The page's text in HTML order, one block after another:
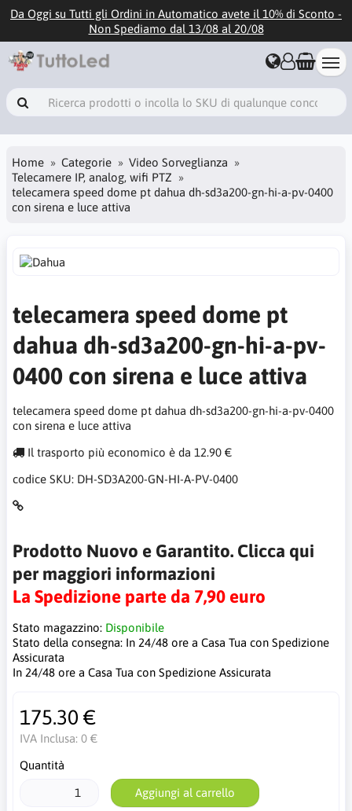
Da Oggi su Tutti gli Ordini in Automatico avete il 10% di Sconto -
Non Spediamo dal 13/08 al 20/08
Home Categorie
Video Sorveglianza
Telecamere IP, analog, wifi PTZ
telecamera speed dome pt dahua dh-sd3a200-gn-hi-a-pv-0400
con sirena e luce attiva
telecamera speed dome pt
dahua dh-sd3a200-gn-hi-a-pv-
0400 con sirena e luce attiva
telecamera speed dome pt dahua dh-sd3a200-gn-hi-a-pv-0400
con sirena e luce attiva
Il trasporto più economico è da 12.90 €
codice SKU: DH-SD3A200-GN-HI-A-PV-0400
Prodotto Nuovo e Garantito. Clicca qui
per maggiori informazioni
La Spedizione parte da 7,90 euro
Stato magazzino: Disponibile
Stato della consegna: In 24/48 ore a Casa Tua con Spedizione
Assicurata
In 24/48 ore a Casa Tua con Spedizione Assicurata
175.30 €
IVA Inclusa: 0 €
Quantità
Aggiungi al carrello